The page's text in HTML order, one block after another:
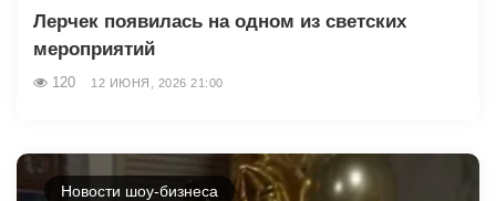
Лерчек появилась на одном из светских
мероприятий
120 12 ИЮНЯ, 2026 21:00
Новости шоу-бизнеса